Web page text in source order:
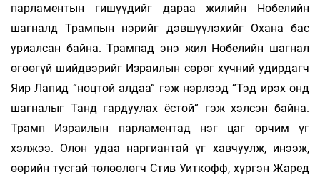
парламентын гишүүдийг дараа жилийн Нобелийн
шагналд Трампын нэрийг дэвшүүлэхийг Охана бас
уриалсан байна. Трампад энэ жил Нобелийн шагнал
өгөөгүй шийдвэрийг Израилын сөрөг хүчний удирдагч
Яир Лапид “ноцтой алдаа” гэж нэрлээд “Тэд ирэх онд
шагналыг Танд гардуулах ёстой” гэж хэлсэн байна.
Трамп Израилын парламентад нэг цаг орчим үг
хэлжээ. Олон удаа наргиантай үг хавчуулж, инээж,
өөрийн тусгай төлөөлөгч Стив Уиткофф, хүргэн Жаред